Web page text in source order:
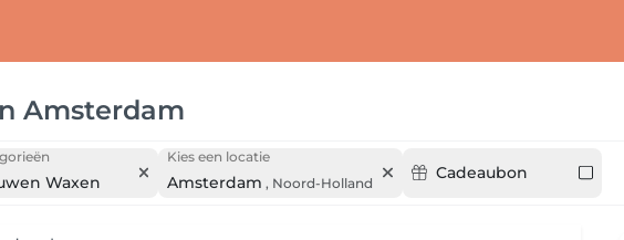
Amsterdam
Waxen
Kies een locatie
Amsterdam , Noord-Holland
Cadeaubon